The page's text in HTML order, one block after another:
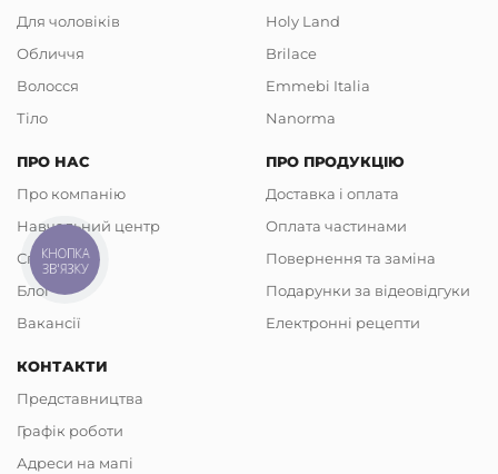
Для чоловіків
Обличчя
Волосся
Тіло
Holy Land
Brilace
Emmebi Italia
Nanorma
ПРО НАС
Про компанію
Навчальний центр
Співпраця
Блог
Вакансії
ПРО ПРОДУКЦІЮ
Доставка і оплата
Оплата частинами
Повернення та заміна
Подарунки за відеовідгуки
Електронні рецепти
КОНТАКТИ
Представництва
Графік роботи
Адреси на мапі
КНОПКА
ЗВ'ЯЗКУ